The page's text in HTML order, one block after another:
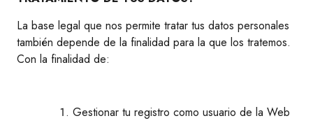
La base legal que nos permite tratar tus datos personales
también depende de la finalidad para la que los tratemos.
Con la finalidad de:
Gestionar tu registro como usuario de la Web